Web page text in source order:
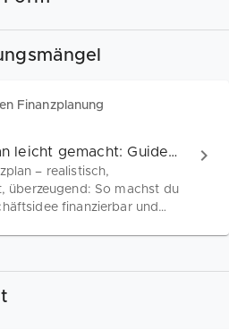
Finanzplanung
Finanzplan leicht gemacht: Guide für Gründer
– realistisch,
überzeugend: So machst du
finanzierbar und